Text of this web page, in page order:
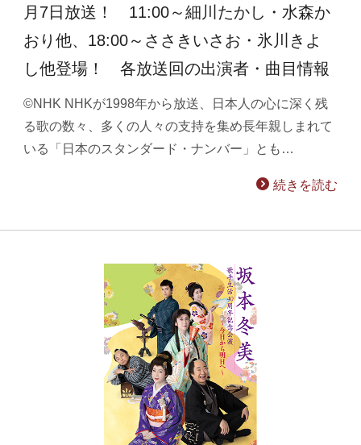
月7日放送！ 11:00～細川たかし・水森か
おり他、18:00～ささきいさお・氷川きよ
し他登場！ 各放送回の出演者・曲目情報
©NHK NHKが1998年から放送、日本人の心に深く残
る歌の数々、多くの人々の支持を集め長年親しまれて
いる「日本のスタンダード・ナンバー」とも…
続きを読む